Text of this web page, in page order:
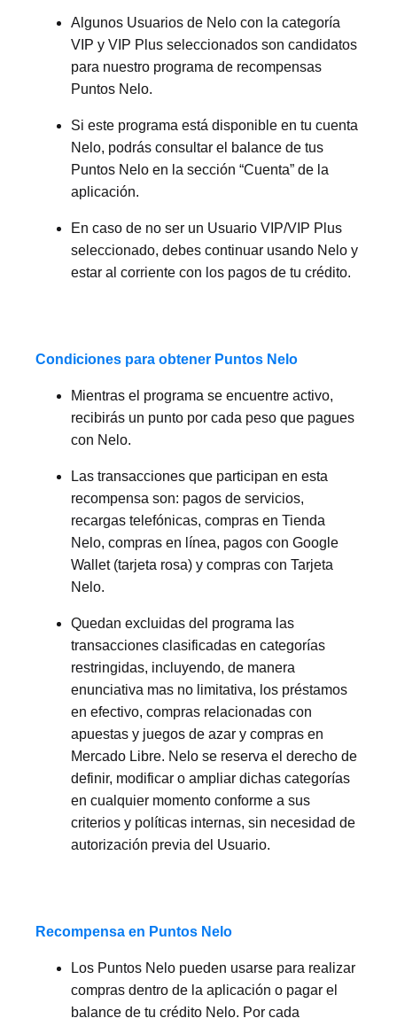
Algunos Usuarios de Nelo con la categoría
VIP y VIP Plus seleccionados son candidatos
para nuestro programa de recompensas
Puntos Nelo.
Si este programa está disponible en tu cuenta
Nelo, podrás consultar el balance de tus
Puntos Nelo en la sección “Cuenta” de la
aplicación.
En caso de no ser un Usuario VIP/VIP Plus
seleccionado, debes continuar usando Nelo y
estar al corriente con los pagos de tu crédito.
Condiciones para obtener Puntos Nelo
Mientras el programa se encuentre activo,
recibirás un punto por cada peso que pagues
con Nelo.
Las transacciones que participan en esta
recompensa son: pagos de servicios,
recargas telefónicas, compras en Tienda
Nelo, compras en línea, pagos con Google
Wallet (tarjeta rosa) y compras con Tarjeta
Nelo.
Quedan excluidas del programa las
transacciones clasificadas en categorías
restringidas, incluyendo, de manera
enunciativa mas no limitativa, los préstamos
en efectivo, compras relacionadas con
apuestas y juegos de azar y compras en
Mercado Libre. Nelo se reserva el derecho de
definir, modificar o ampliar dichas categorías
en cualquier momento conforme a sus
criterios y políticas internas, sin necesidad de
autorización previa del Usuario.
Recompensa en Puntos Nelo
Los Puntos Nelo pueden usarse para realizar
compras dentro de la aplicación o pagar el
balance de tu crédito Nelo. Por cada